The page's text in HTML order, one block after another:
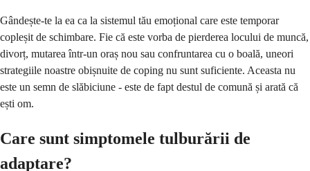
Gândește-te la ea ca la sistemul tău emoțional care este temporar
copleșit de schimbare. Fie că este vorba de pierderea locului de muncă,
divorț, mutarea într-un oraș nou sau confruntarea cu o boală, uneori
strategiile noastre obișnuite de coping nu sunt suficiente. Aceasta nu
este un semn de slăbiciune - este de fapt destul de comună și arată că
ești om.
Care sunt simptomele tulburării de
adaptare?